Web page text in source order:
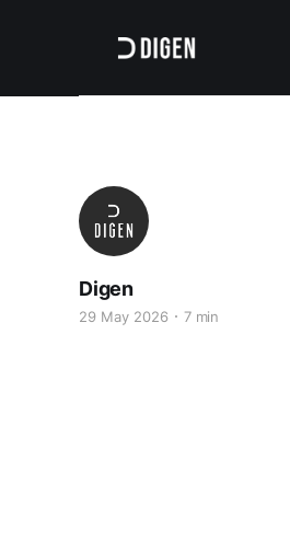
Digen
29 May 2026 7 min